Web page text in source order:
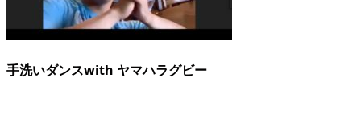
手洗いダンスwith ヤマハラグビー